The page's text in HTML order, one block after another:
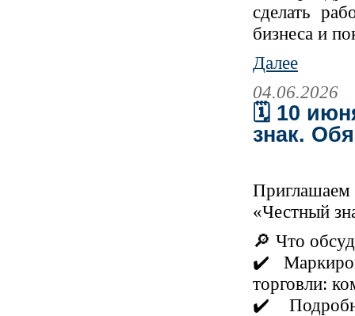
сделать
бизнеса и
Далее
04.06.2026
🗓 10
знак.
«Честный
🔎 Что
✔️
торговли:
✔️